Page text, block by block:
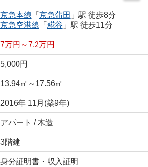
京急本線 「 京急蒲田 」駅 徒歩8分
京急空港線 「 糀谷 」駅 徒歩11分
7万円～7.2万円
5,000円
13.94㎡～17.56㎡
2016年 11月(築9年)
アパート / 木造
3階建
身分証明書・収入証明